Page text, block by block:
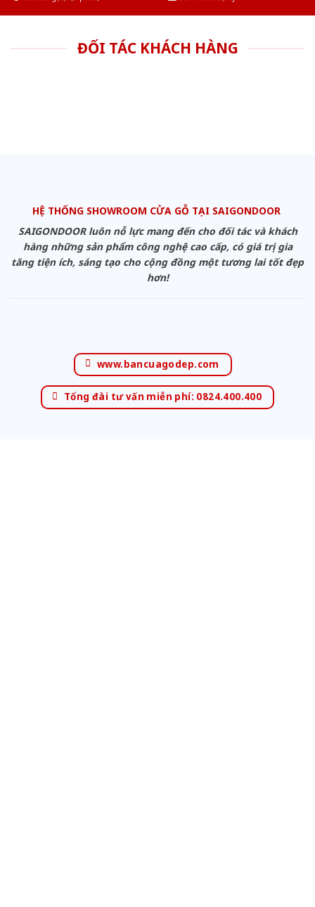
ĐỐI TÁC KHÁCH HÀNG
HỆ THỐNG SHOWROOM CỬA GỖ TẠI SAIGONDOOR
SAIGONDOOR luôn nỗ lực mang đến cho đối tác và khách
hàng những sản phẩm công nghệ cao cấp, có giá trị gia
tăng tiện ích, sáng tạo cho cộng đồng một tương lai tốt đẹp
hơn!
www.bancuagodep.com
Tổng đài tư vấn miễn phí: 0824.400.400